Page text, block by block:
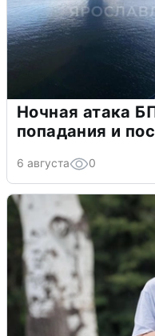
Ночная атака
попадания и
6 августа 0